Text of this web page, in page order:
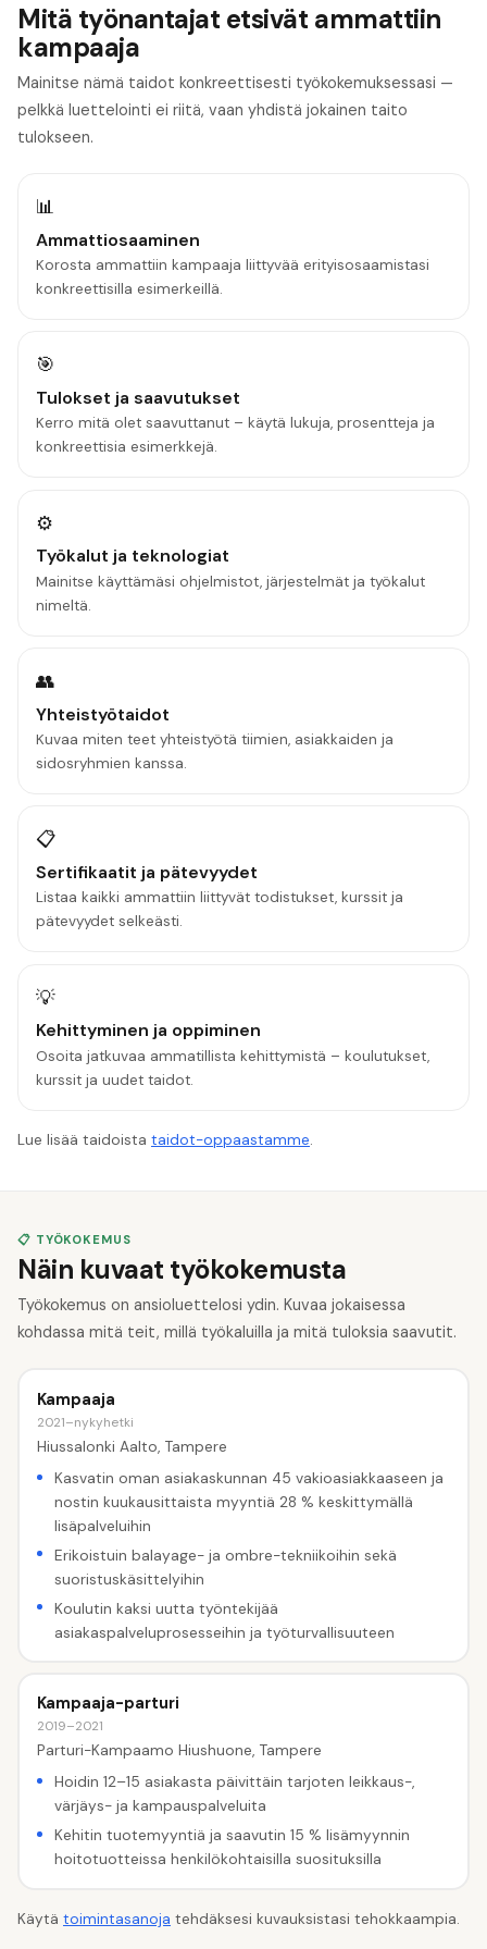
Mitä työnantajat etsivät ammattiin
kampaaja
Mainitse nämä taidot konkreettisesti työkokemuksessasi —
pelkkä luettelointi ei riitä, vaan yhdistä jokainen taito
tulokseen.
📊
Ammattiosaaminen
Korosta ammattiin kampaaja liittyvää erityisosaamistasi
konkreettisilla esimerkeillä.
🎯
Tulokset ja saavutukset
Kerro mitä olet saavuttanut – käytä lukuja, prosentteja ja
konkreettisia esimerkkejä.
⚙️
Työkalut ja teknologiat
Mainitse käyttämäsi ohjelmistot, järjestelmät ja työkalut
nimeltä.
👥
Yhteistyötaidot
Kuvaa miten teet yhteistyötä tiimien, asiakkaiden ja
sidosryhmien kanssa.
📋
Sertifikaatit ja pätevyydet
Listaa kaikki ammattiin liittyvät todistukset, kurssit ja
pätevyydet selkeästi.
💡
Kehittyminen ja oppiminen
Osoita jatkuvaa ammatillista kehittymistä – koulutukset,
kurssit ja uudet taidot.
Lue lisää taidoista taidot-oppaastamme.
📋 TYÖKOKEMUS
Näin kuvaat työkokemusta
Työkokemus on ansioluettelosi ydin. Kuvaa jokaisessa
kohdassa mitä teit, millä työkaluilla ja mitä tuloksia saavutit.
Kampaaja
2021–nykyhetki
Hiussalonki Aalto, Tampere
Kasvatin oman asiakaskunnan 45 vakioasiakkaaseen ja
nostin kuukausittaista myyntiä 28 % keskittymällä
lisäpalveluihin
Erikoistuin balayage- ja ombre-tekniikoihin sekä
suoristuskäsittelyihin
Koulutin kaksi uutta työntekijää
asiakaspalveluprosesseihin ja työturvallisuuteen
Kampaaja-parturi
2019–2021
Parturi-Kampaamo Hiushuone, Tampere
Hoidin 12–15 asiakasta päivittäin tarjoten leikkaus-,
värjäys- ja kampauspalveluita
Kehitin tuotemyyntiä ja saavutin 15 % lisämyynnin
hoitotuotteissa henkilökohtaisilla suosituksilla
Käytä toimintasanoja tehdäksesi kuvauksistasi tehokkaampia.